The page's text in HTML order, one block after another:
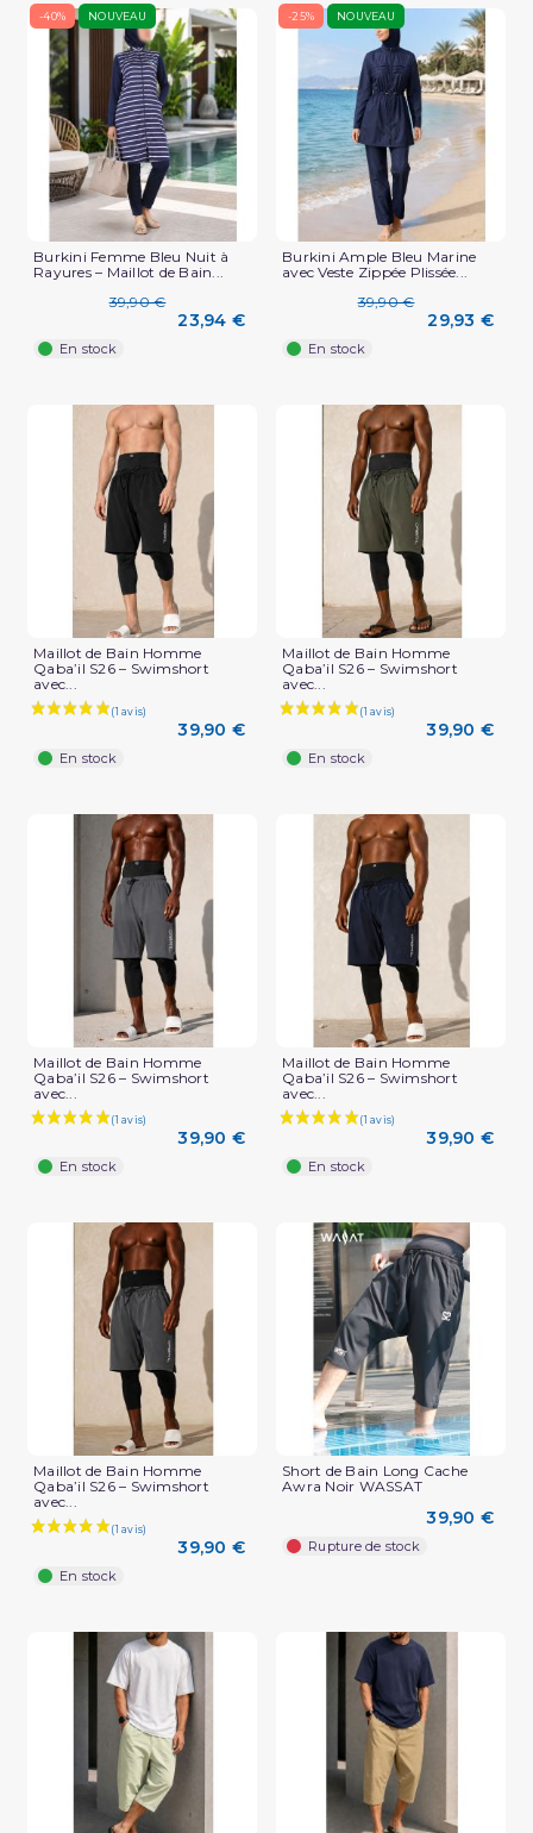
-40% NOUVEAU
Burkini Femme Bleu Nuit à
Rayures – Maillot de Bain...
39,90 €
23,94 €
En stock
-25% NOUVEAU
Burkini Ample Bleu Marine
avec Veste Zippée Plissée...
39,90 €
29,93 €
En stock
Maillot de Bain Homme
Qaba’il S26 – Swimshort
avec...
39,90 €
En stock
Maillot de Bain Homme
Qaba’il S26 – Swimshort
avec...
39,90 €
En stock
Maillot de Bain Homme
Qaba’il S26 – Swimshort
avec...
39,90 €
En stock
Maillot de Bain Homme
Qaba’il S26 – Swimshort
avec...
39,90 €
En stock
Maillot de Bain Homme
Qaba’il S26 – Swimshort
avec...
39,90 €
En stock
Short de Bain Long Cache
Awra Noir WASSAT
39,90 €
Rupture de stock